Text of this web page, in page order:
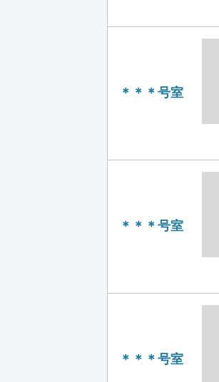
＊＊＊号室
＊＊＊号室
＊＊＊号室